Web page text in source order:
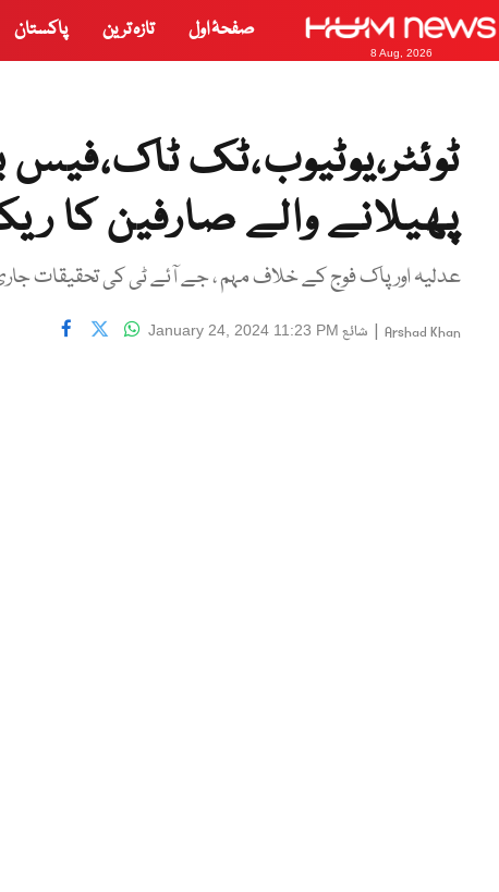
8 Aug, 2026
صفحۂ اول تازہ ترین پاکستان
پھیلانے والے صارفین کا
عدلیہ اور پاک فوج کے خلاف مہم ، جے آئے ٹی کی تحقیقات
Arshad Khan
| شائع January 24, 2024 11:23 PM